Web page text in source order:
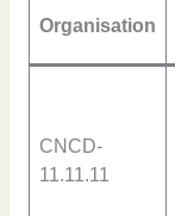
Organisation
CNCD-
11.11.11